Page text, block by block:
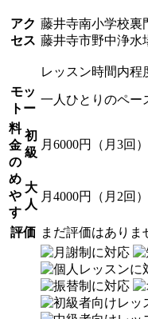
アク
セス
藤井寺南小学校裏
藤井寺市野中浄水
レッスン時間内程
モッ
トー
一人ひとりのペー
料
金
の
め
や
す
初
級
月6000円（月3回
大
人
月4000円（月2回
評価 まだ評価はありま